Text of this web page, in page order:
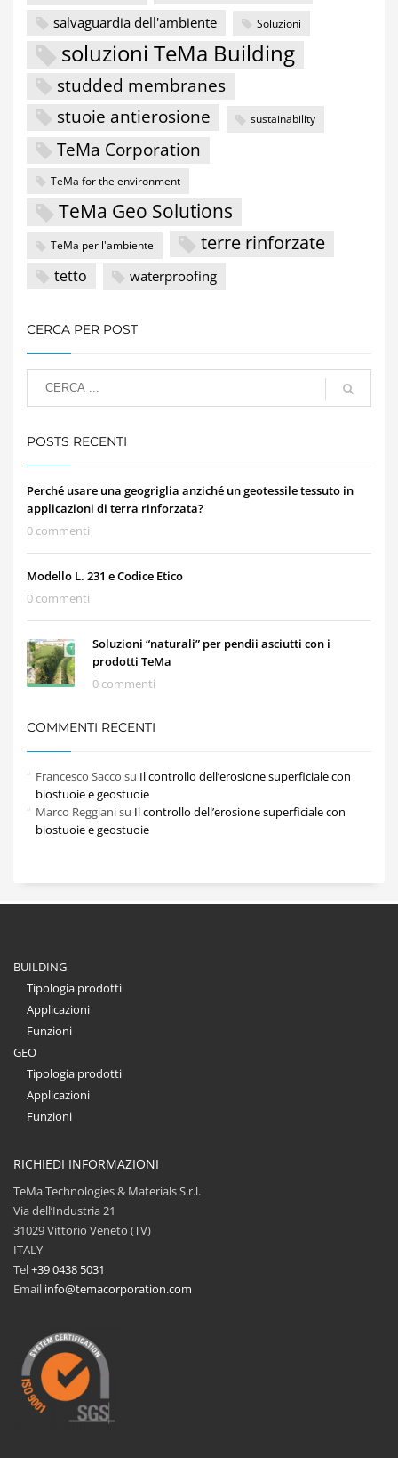
salvaguardia dell'ambiente Soluzioni
soluzioni TeMa Building
studded membranes
stuoie antierosione
sustainability
TeMa Corporation
TeMa for the environment
TeMa Geo Solutions
TeMa per l'ambiente terre rinforzate
tetto waterproofing
CERCA PER POST
POSTS RECENTI
Perché usare una geogriglia anziché un geotessile tessuto in
applicazioni di terra rinforzata?
0 commenti
Modello L. 231 e Codice Etico
0 commenti
Soluzioni “naturali” per pendii asciutti con i
prodotti TeMa
0 commenti
COMMENTI RECENTI
Francesco Sacco su Il controllo dell’erosione superficiale con
biostuoie e geostuoie
Marco Reggianisu Il controllo dell’erosione superficiale con
biostuoie e geostuoie
BUILDING
Tipologia prodotti
Applicazioni
Funzioni
GEO
Tipologia prodotti
Applicazioni
Funzioni
RICHIEDI INFORMAZIONI
TeMa Technologies & Materials S.r.l.
Via dell’Industria 21
31029 Vittorio Veneto (TV)
ITALY
Tel+39 0438 5031
Email info@temacorporation.com